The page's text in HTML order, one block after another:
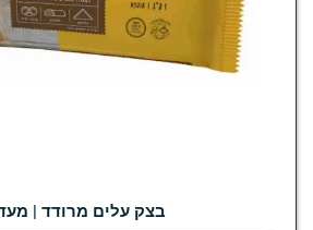
בצק עלים מרודד | מעדנות